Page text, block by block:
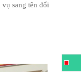
sang tên đổi